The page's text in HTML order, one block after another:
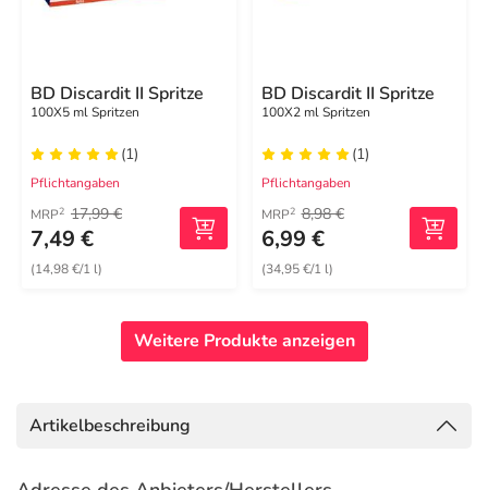
BD Discardit II Spritze
100X5 ml Spritzen
(1)
Pflichtangaben
MRP2 17,99 €
7,49 €
(14,98 €/1 l)
BD Discardit II Spritze
100X2 ml Spritzen
(1)
Pflichtangaben
MRP2 8,98 €
6,99 €
(34,95 €/1 l)
Weitere Produkte anzeigen
Artikelbeschreibung